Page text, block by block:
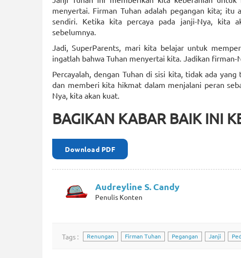
menyertai. Firman Tuhan adalah pegangan kita; itu
sendiri. Ketika kita percaya pada janji-Nya, kita
sebelumnya.
Jadi, SuperParents, mari kita belajar untuk
ingatlah bahwa Tuhan menyertai kita. Jadikan
Percayalah, dengan Tuhan di sisi kita, tidak ada
dan memberi kita hikmat dalam menjalani peran
Nya, kita akan kuat.
BAGIKAN KABAR BAIK INI
Download PDF
Audreyline S. Candy
Penulis Konten
Tags : Renungan Firman Tuhan Pegangan Janji